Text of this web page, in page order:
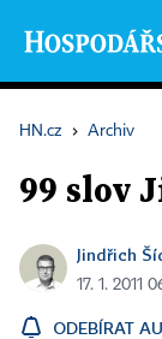
HN.cz › Archiv
99 slov
Jindřich
17. 1. 2011
ODEBÍRAT